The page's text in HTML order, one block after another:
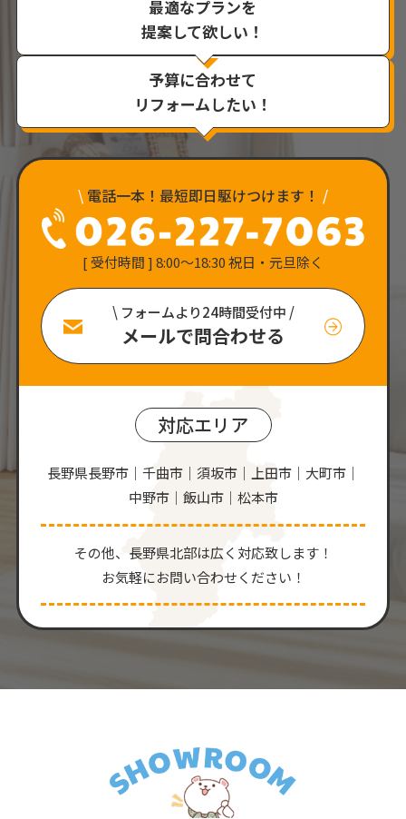
最適なプランを
提案して欲しい！
予算に合わせて
リフォームしたい！
\ 電話一本！最短即日駆けつけます！ /
[ 受付時間 ] 8:00〜18:30 祝日・元旦除く
\ フォームより24時間受付中 /
メールで問合わせる
対応エリア
長野県長野市｜千曲市｜須坂市｜上田市｜大町市｜
中野市｜飯山市｜松本市
その他、⻑野県北部は広く対応致します！
お気軽にお問い合わせください！